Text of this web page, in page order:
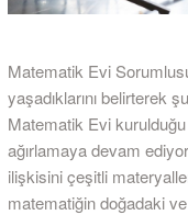
Matematik Evi
yaşadıklarını belirterek
Matematik Evi
ağırlamaya devam
ilişkisini çeşitli
matematiğin doğadaki